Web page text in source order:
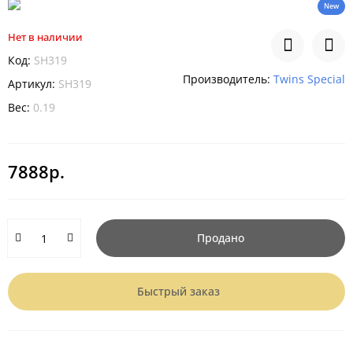
New
Нет в наличии
Код: SH319
Артикул: SH319
Вес: 0.19
Производитель: Twins Special
7888р.
Продано
Быстрый заказ